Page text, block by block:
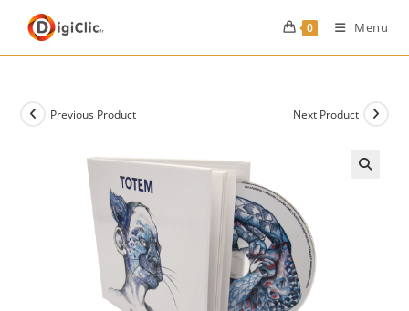
0 Menu
Previous Product Next Product